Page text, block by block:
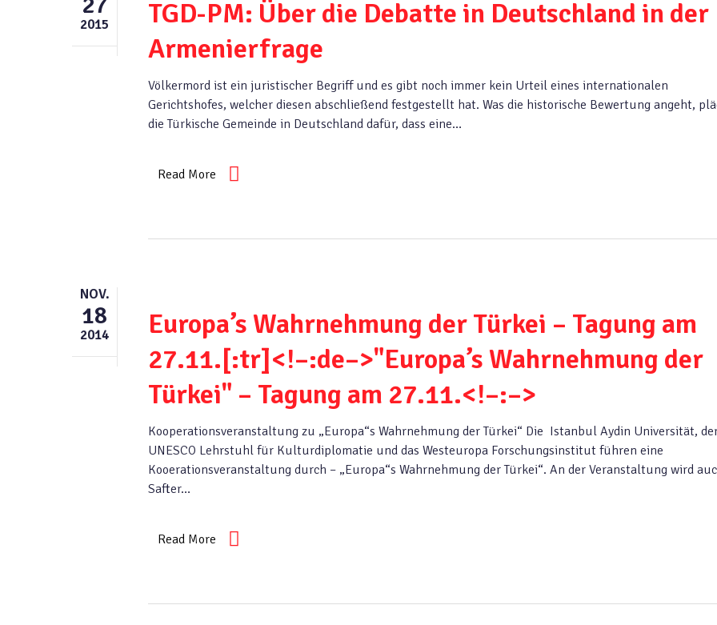
2015
TGD-PM: Über die Debatte in Deutschland in der
Armenierfrage
Völkermord ist ein juristischer Begriff und es gibt noch immer kein Urteil eines internationalen
Gerichtshofes, welcher diesen abschließend festgestellt hat. Was die historische Bewertung angeht,
die Türkische Gemeinde in Deutschland dafür, dass eine…
Read More
NOV.
18
2014
Europa’s Wahrnehmung der Türkei – Tagung am
27.11.[:tr]<!–:de–>"Europa’s Wahrnehmung der
Türkei" – Tagung am 27.11.<!–:–>
Kooperationsveranstaltung zu „Europa“s Wahrnehmung der Türkei“ Die Istanbul Aydin Universität,
UNESCO Lehrstuhl für Kulturdiplomatie und das Westeuropa Forschungsinstitut führen eine
Kooerationsveranstaltung durch – „Europa“s Wahrnehmung der Türkei“. An der Veranstaltung wird
Safter…
Read More